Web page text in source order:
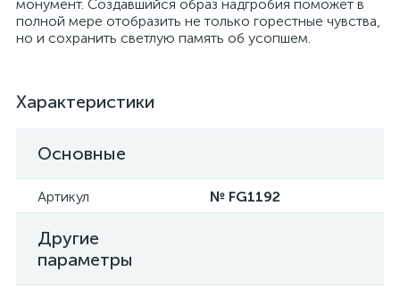
монумент. Создавшийся образ надгробия поможет в
полной мере отобразить не только горестные чувства,
но и сохранить светлую память об усопшем.
Характеристики
Основные
Артикул № FG1192
Другие
параметры